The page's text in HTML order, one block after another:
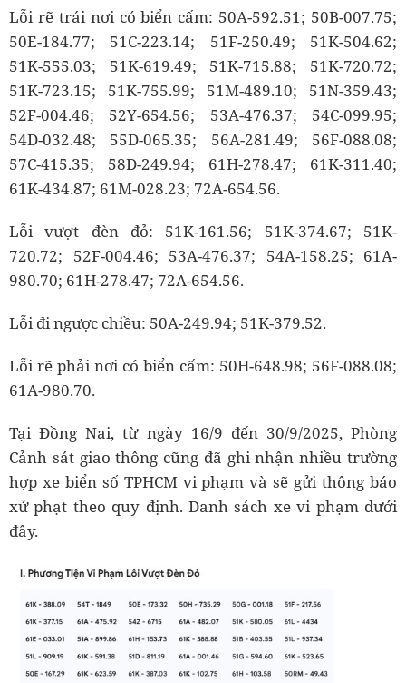
Lỗi rẽ trái nơi có biển cấm: 50A-592.51; 50B-007.75;
50E-184.77; 51C-223.14; 51F-250.49; 51K-504.62;
51K-555.03; 51K-619.49; 51K-715.88; 51K-720.72;
51K-723.15; 51K-755.99; 51M-489.10; 51N-359.43;
52F-004.46; 52Y-654.56; 53A-476.37; 54C-099.95;
54D-032.48; 55D-065.35; 56A-281.49; 56F-088.08;
57C-415.35; 58D-249.94; 61H-278.47; 61K-311.40;
61K-434.87; 61M-028.23; 72A-654.56.
Lỗi vượt đèn đỏ: 51K-161.56; 51K-374.67; 51K-
720.72; 52F-004.46; 53A-476.37; 54A-158.25; 61A-
980.70; 61H-278.47; 72A-654.56.
Lỗi đi ngược chiều: 50A-249.94; 51K-379.52.
Lỗi rẽ phải nơi có biển cấm: 50H-648.98; 56F-088.08;
61A-980.70.
Tại Đồng Nai, từ ngày 16/9 đến 30/9/2025, Phòng
Cảnh sát giao thông cũng đã ghi nhận nhiều trường
hợp xe biển số TPHCM vi phạm và sẽ gửi thông báo
xử phạt theo quy định. Danh sách xe vi phạm dưới
đây.